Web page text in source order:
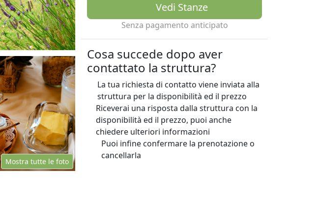
Mostra tutte le foto
Vedi Stanze
Senza pagamento anticipato
Cosa succede dopo aver
contattato la struttura?
La tua richiesta di contatto viene inviata alla
struttura per la disponibilità ed il prezzo
Riceverai una risposta dalla struttura con la
disponibilità ed il prezzo, puoi anche
chiedere ulteriori informazioni
Puoi infine confermare la prenotazione o
cancellarla